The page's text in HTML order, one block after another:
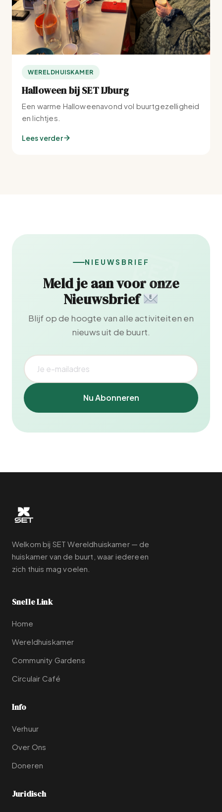
WERELDHUISKAMER
Halloween bij SET IJburg
Een warme Halloweenavond vol buurtgezelligheid
en lichtjes.
Lees verder
NIEUWSBRIEF
Meld je aan voor onze
Nieuwsbrief
Blijf op de hoogte van alle activiteiten en
nieuws uit de buurt.
Nu Abonneren
Welkom bij SET Wereldhuiskamer — de
huiskamer van de buurt, waar iedereen
zich thuis mag voelen.
Snelle Link
Home
Wereldhuiskamer
Community Gardens
Circulair Café
Info
Verhuur
Over Ons
Doneren
Juridisch